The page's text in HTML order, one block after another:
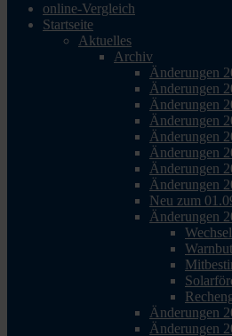
online-Vergleich
Startseite
Aktuelles
Archiv
Änderungen
Änderungen
Änderungen
Änderungen
Änderungen
Änderungen
Änderungen
Änderungen
Neu zum
Änderungen
Änderungen
Änderungen